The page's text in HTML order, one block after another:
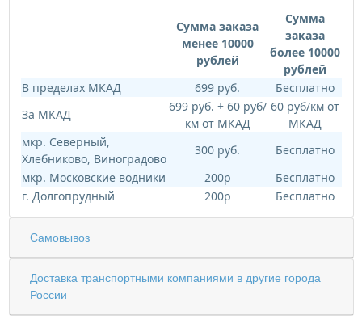
Сумма заказа
менее 10000
рублей
Сумма
заказа
более 10000
рублей
В пределах МКАД
699 руб.
Бесплатно
За МКАД
699 руб. + 60 руб/
км от МКАД
60 руб/км от
МКАД
мкр. Северный,
Хлебниково, Виноградово
300 руб.
Бесплатно
мкр. Московские водники
200р
Бесплатно
г. Долгопрудный
200р Бесплатно
Самовывоз
Доставка транспортными компаниями в другие города
России